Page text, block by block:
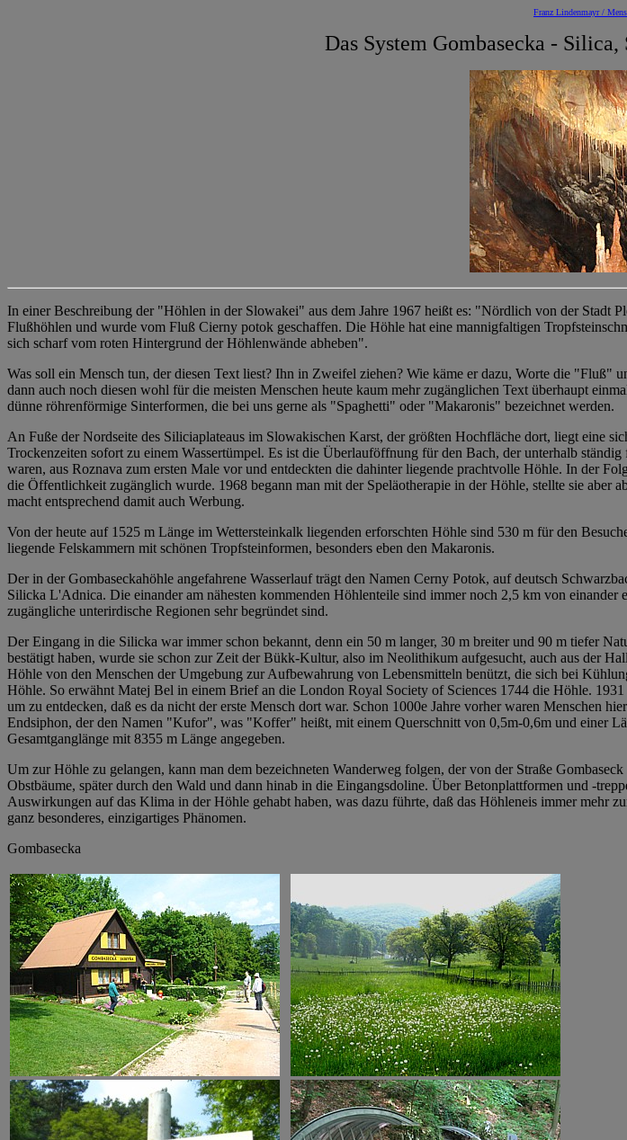
Franz Lindenmayr /
Das System Gombasecka -
In einer Beschreibung der "Höhlen in der Slowakei" aus dem Jahre 1967 heißt es: "Nördlich von der Stadt
Flußhöhlen und wurde vom Fluß Cierny potok geschaffen. Die Höhle hat eine mannigfaltigen
sich scharf vom roten Hintergrund der Höhlenwände abheben".
Was soll ein Mensch tun, der diesen Text liest? Ihn in Zweifel ziehen? Wie käme er dazu, Worte die
dann auch noch diesen wohl für die meisten Menschen heute kaum mehr zugänglichen Text überhaupt
dünne röhrenförmige Sinterformen, die bei uns gerne als "Spaghetti" oder "Makaronis" bezeichnet werden.
An Fuße der Nordseite des Siliciaplateaus im Slowakischen Karst, der größten Hochfläche dort, liegt eine
Trockenzeiten sofort zu einem Wassertümpel. Es ist die Überlauföffnung für den Bach, der unterhalb
waren, aus Roznava zum ersten Male vor und entdeckten die dahinter liegende prachtvolle Höhle. In der
die Öffentlichkeit zugänglich wurde. 1968 begann man mit der Speläotherapie in der Höhle, stellte sie
macht entsprechend damit auch Werbung.
Von der heute auf 1525 m Länge im Wettersteinkalk liegenden erforschten Höhle sind 530 m für den
liegende Felskammern mit schönen Tropfsteinformen, besonders eben den Makaronis.
Der in der Gombaseckahöhle angefahrene Wasserlauf trägt den Namen Cerny Potok, auf deutsch
Silicka L'Adnica. Die einander am nähesten kommenden Höhlenteile sind immer noch 2,5 km von
zugängliche unterirdische Regionen sehr begründet sind.
Der Eingang in die Silicka war immer schon bekannt, denn ein 50 m langer, 30 m breiter und 90 m tiefer
bestätigt haben, wurde sie schon zur Zeit der Bükk-Kultur, also im Neolithikum aufgesucht, auch aus der
Höhle von den Menschen der Umgebung zur Aufbewahrung von Lebensmitteln benützt, die sich bei
Höhle. So erwähnt Matej Bel in einem Brief an die London Royal Society of Sciences 1744 die Höhle.
um zu entdecken, daß es da nicht der erste Mensch dort war. Schon 1000e Jahre vorher waren Menschen
Endsiphon, der den Namen "Kufor", was "Koffer" heißt, mit einem Querschnitt von 0,5m-0,6m und einer
Gesamtganglänge mit 8355 m Länge angegeben.
Um zur Höhle zu gelangen, kann man dem bezeichneten Wanderweg folgen, der von der Straße
Obstbäume, später durch den Wald und dann hinab in die Eingangsdoline. Über Betonplattformen und -
Auswirkungen auf das Klima in der Höhle gehabt haben, was dazu führte, daß das Höhleneis immer mehr
ganz besonderes, einzigartiges Phänomen.
Gombasecka